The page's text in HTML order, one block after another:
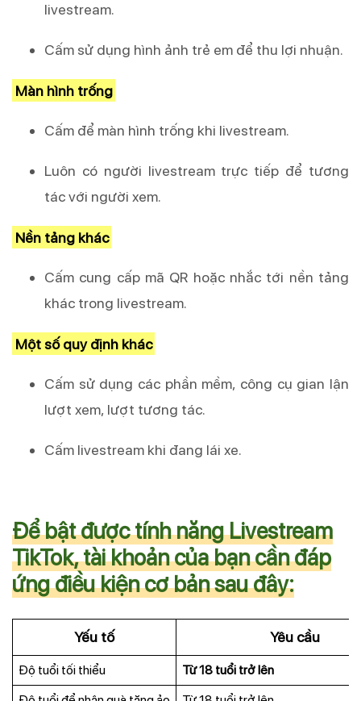
livestream.
Cấm sử dụng hình ảnh trẻ em để thu lợi nhuận.
Màn hình trống
Cấm để màn hình trống khi livestream.
Luôn có người livestream trực tiếp để tương
tác với người xem.
Nền tảng khác
Cấm cung cấp mã QR hoặc nhắc tới nền tảng
khác trong livestream.
Một số quy định khác
Cấm sử dụng các phần mềm, công cụ gian lận
lượt xem, lượt tương tác.
Cấm livestream khi đang lái xe.
Để bật được tính năng Livestream
TikTok, tài khoản của bạn cần đáp
ứng điều kiện cơ bản sau đây:
Yếu tố Yêu cầu
Độ tuổi tối thiểu
Từ 18 tuổi trở lên